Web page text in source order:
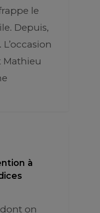
le
Depuis,
Mathieu
à
on